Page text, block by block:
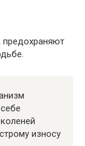
предохраняют
износу